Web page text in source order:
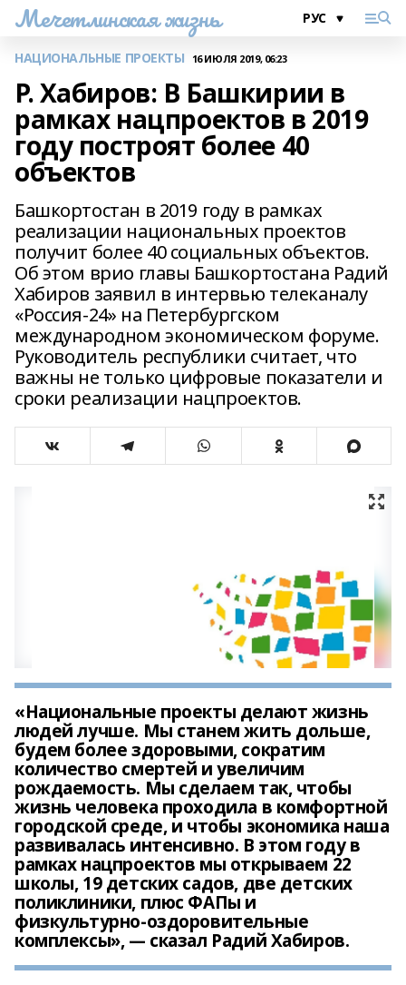
Мечетлинская жизнь
НАЦИОНАЛЬНЫЕ ПРОЕКТЫ 16 ИЮЛЯ 2019, 06:23
Р. Хабиров: В Башкирии в
рамках нацпроектов в 2019
году построят более 40
объектов
Башкортостан в 2019 году в рамках
реализации национальных проектов
получит более 40 социальных объектов.
Об этом врио главы Башкортостана Радий
Хабиров заявил в интервью телеканалу
«Россия-24» на Петербургском
международном экономическом форуме.
Руководитель республики считает, что
важны не только цифровые показатели и
сроки реализации нацпроектов.
«Национальные проекты делают жизнь
людей лучше. Мы станем жить дольше,
будем более здоровыми, сократим
количество смертей и увеличим
рождаемость. Мы сделаем так, чтобы
жизнь человека проходила в комфортной
городской среде, и чтобы экономика наша
развивалась интенсивно. В этом году в
рамках нацпроектов мы открываем 22
школы, 19 детских садов, две детских
поликлиники, плюс ФАПы и
физкультурно-оздоровительные
комплексы», — сказал Радий Хабиров.